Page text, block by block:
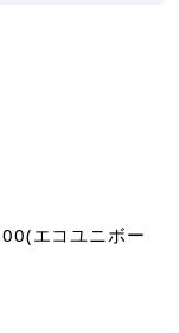
エコユニボー